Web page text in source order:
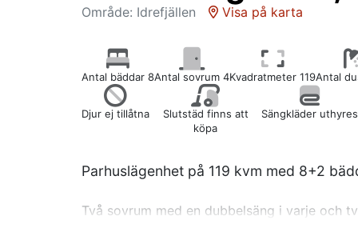
Område: Idrefjällen Visa på karta
Antal bäddar 8Antal sovrum 4Kvadratmeter 119Antal
Djur ej tillåtna
Slutstäd finns att
köpa
Sängkläder uthyres
Parhuslägenhet på 119 kvm med 8+2
Två sovrum med en dubbelsäng i varje och